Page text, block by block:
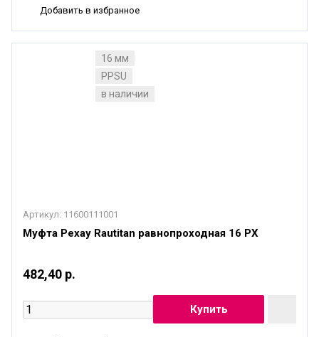
Добавить в избранное
16 мм
PPSU
в наличии
Артикул: 11600111001
Муфта Рехау Rautitan равнопроходная 16 РХ
482,40 р.